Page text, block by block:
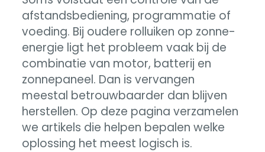
afstandsbediening, programmatie of
voeding. Bij oudere rolluiken op zonne-
energie ligt het probleem vaak bij de
combinatie van motor, batterij en
zonnepaneel. Dan is vervangen
meestal betrouwbaarder dan blijven
herstellen. Op deze pagina verzamelen
we artikels die helpen bepalen welke
oplossing het meest logisch is.